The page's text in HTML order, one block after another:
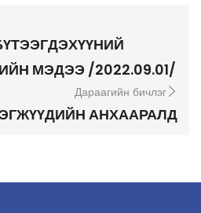
МЭДЭЭ /2022.09.01/
Дараагийн бичлэг
АНХААРАЛД